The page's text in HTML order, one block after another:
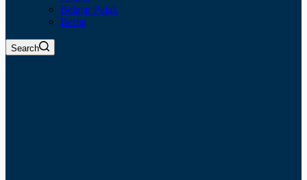
Belajar Pajak
Berita
Search